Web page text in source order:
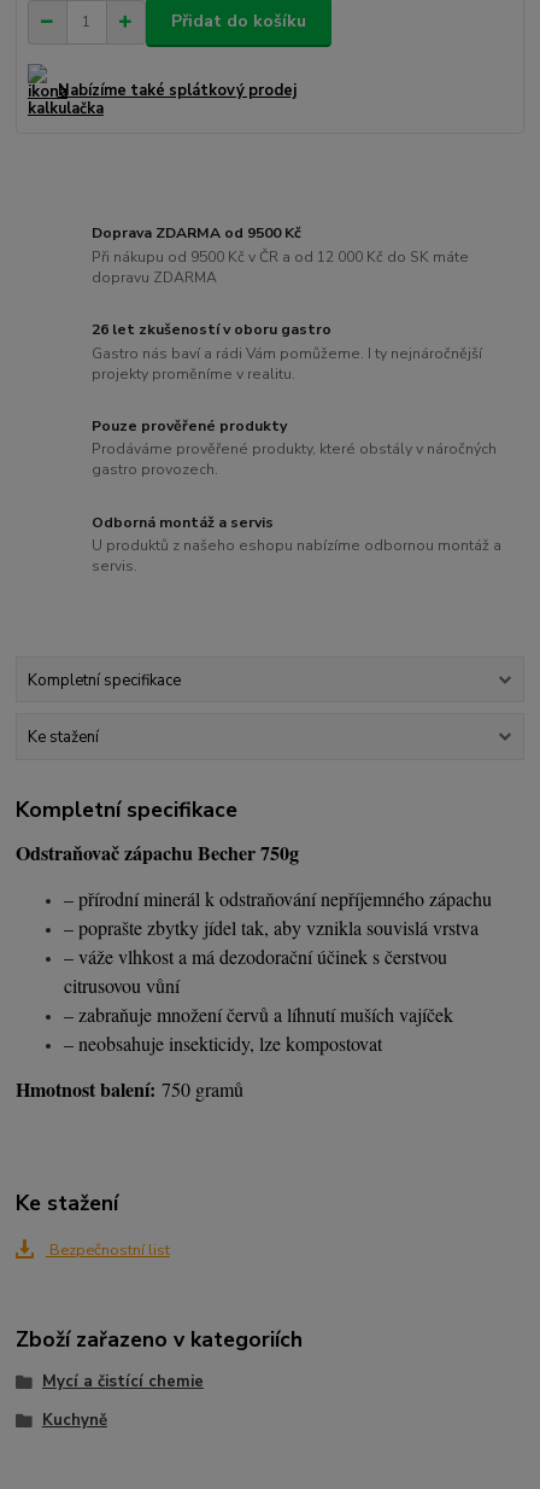
Přidat do košíku
Nabízíme také splátkový prodej
Doprava ZDARMA od 9500 Kč
Při nákupu od 9500 Kč v ČR a od 12 000 Kč do SK máte
dopravu ZDARMA
26 let zkušeností v oboru gastro
Gastro nás baví a rádi Vám pomůžeme. I ty nejnáročnější
projekty proměníme v realitu.
Pouze prověřené produkty
Prodáváme prověřené produkty, které obstály v náročných
gastro provozech.
Odborná montáž a servis
U produktů z našeho eshopu nabízíme odbornou montáž a
servis.
Kompletní specifikace
Ke stažení
Kompletní specifikace
Odstraňovač zápachu Becher 750g
– přírodní minerál k odstraňování nepříjemného zápachu
– poprašte zbytky jídel tak, aby vznikla souvislá vrstva
– váže vlhkost a má dezodorační účinek s čerstvou
citrusovou vůní
– zabraňuje množení červů a líhnutí muších vajíček
– neobsahuje insekticidy, lze kompostovat
Hmotnost balení:750 gramů
Ke stažení
Bezpečnostní list
Zboží zařazeno v kategoriích
Mycí a čistící chemie
Kuchyně